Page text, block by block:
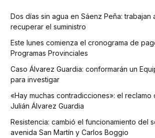
Dos días sin agua en Sáenz Peña: trabajan
recuperar el suministro
Este lunes comienza el cronograma de
Programas Provinciales
Caso Álvarez Guardia: conformarán un
para investigar
«Hay muchas contradicciones»: el reclamo
Julián Álvarez Guardia
Resistencia: cambió el funcionamiento del
avenida San Martín y Carlos Boggio